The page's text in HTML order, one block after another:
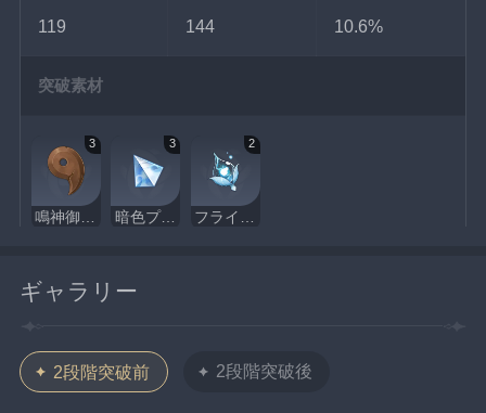
119 144 10.6%
突破素材
3
鳴神御霊の恩恵
3
暗色プリズム
2
フライムの乾核
ギャラリー
2段階突破前 2段階突破後